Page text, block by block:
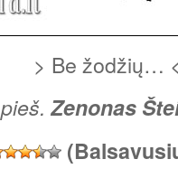
> Be žodžių…
pieš. Zenonas